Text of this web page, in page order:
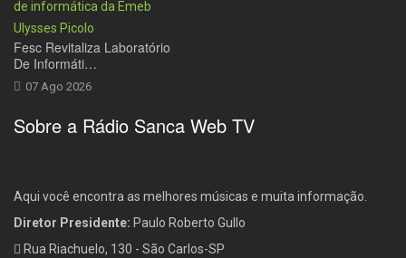
Fesc Revitaliza Laboratório
De Informáti…
07 Ago 2026
Sobre a Rádio Sanca Web TV
Aqui você encontra as melhores músicas e muita informação.
Diretor Presidente: Paulo Roberto Gullo
Rua Riachuelo, 130 - São Carlos-SP